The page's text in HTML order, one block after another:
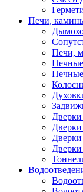
Печи,
Печи,